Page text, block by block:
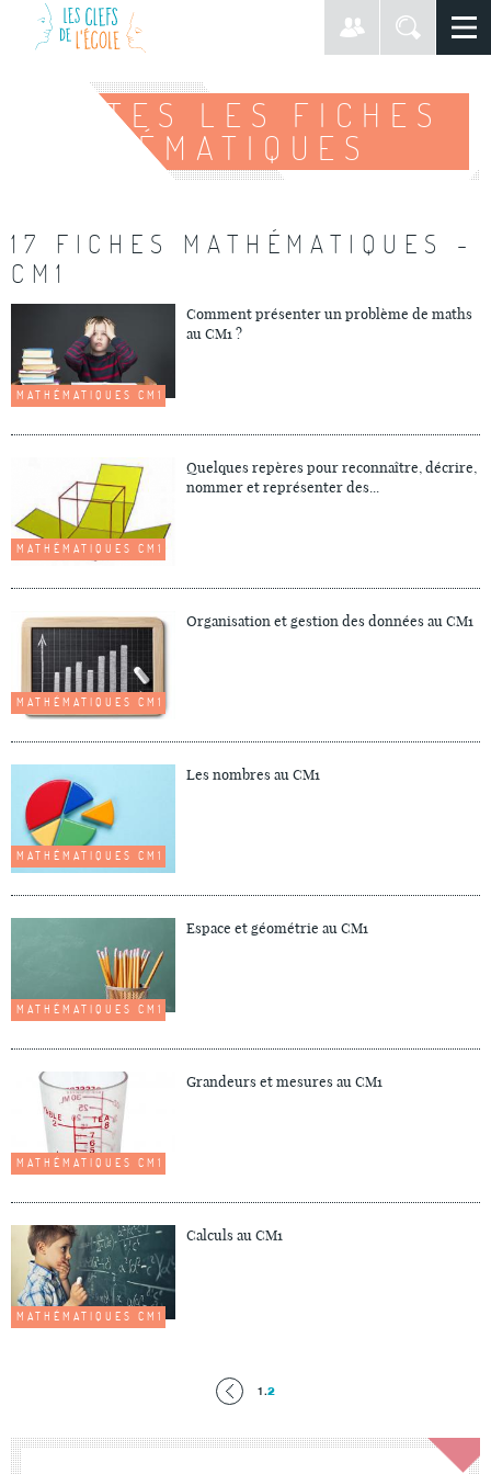
TOUTES LES FICHES
MATHÉMATIQUES
17 FICHES MATHÉMATIQUES -
CM1
MATHÉMATIQUES CM1
Comment présenter un problème de maths
au CM1 ?
MATHÉMATIQUES CM1
Quelques repères pour reconnaître, décrire,
nommer et représenter des...
MATHÉMATIQUES CM1
Organisation et gestion des données au CM1
MATHÉMATIQUES CM1
Les nombres au CM1
MATHÉMATIQUES CM1
Espace et géométrie au CM1
MATHÉMATIQUES CM1
Grandeurs et mesures au CM1
MATHÉMATIQUES CM1
Calculs au CM1
1.2